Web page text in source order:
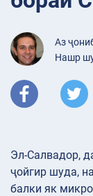
Аз
Нашр
Эл-Салвадор,
ҷойгир шуда,
балки як